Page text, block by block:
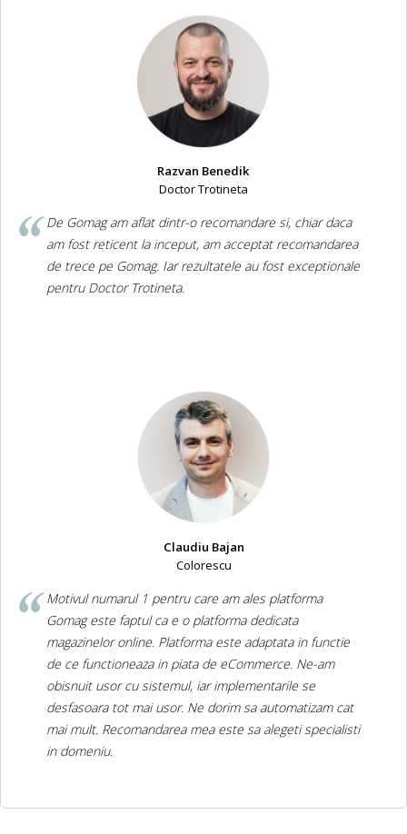
Razvan Benedik
Doctor Trotineta
De Gomag am aflat dintr-o recomandare si, chiar daca
am fost reticent la inceput, am acceptat recomandarea
de trece pe Gomag. Iar rezultatele au fost exceptionale
pentru Doctor Trotineta.
Claudiu Bajan
Colorescu
Motivul numarul 1 pentru care am ales platforma
Gomag este faptul ca e o platforma dedicata
magazinelor online. Platforma este adaptata in functie
de ce functioneaza in piata de eCommerce. Ne-am
obisnuit usor cu sistemul, iar implementarile se
desfasoara tot mai usor. Ne dorim sa automatizam cat
mai mult. Recomandarea mea este sa alegeti specialisti
in domeniu.